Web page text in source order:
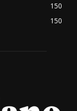
150
150